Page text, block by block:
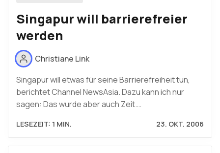
Singapur will barrierefreier
werden
Christiane Link
Singapur will etwas für seine Barrierefreiheit tun,
berichtet Channel NewsAsia. Dazu kann ich nur
sagen: Das wurde aber auch Zeit.…
LESEZEIT: 1 MIN. 23. OKT. 2006